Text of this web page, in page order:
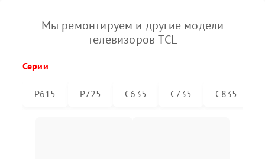
Мы ремонтируем и другие модели
телевизоров TCL
Серии
P615 P725 C635 C735 C835